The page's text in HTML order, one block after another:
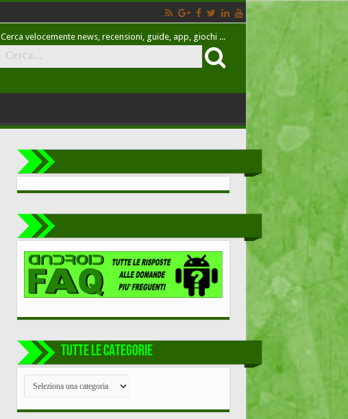
Cerca velocemente news, recensioni, guide, app, giochi ...
TUTTE LE CATEGORIE
TUTTE
CATEGORIE